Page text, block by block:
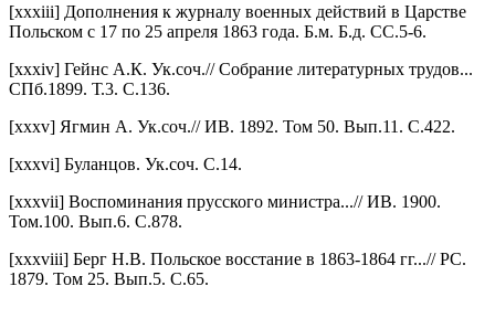
[xxxiii] Дополнения к журналу военных действий в Царстве
Польском с 17 по 25 апреля 1863 года. Б.м. Б.д. СС.5-6.
[xxxiv] Гейнс А.К. Ук.соч.// Собрание литературных трудов...
СПб.1899. Т.3. С.136.
[xxxv] Ягмин А. Ук.соч.// ИВ. 1892. Том 50. Вып.11. С.422.
[xxxvi] Буланцов. Ук.соч. С.14.
[xxxvii] Воспоминания прусского министра...// ИВ. 1900.
Том.100. Вып.6. С.878.
[xxxviii] Берг Н.В. Польское восстание в 1863-1864 гг...// РС.
1879. Том 25. Вып.5. С.65.